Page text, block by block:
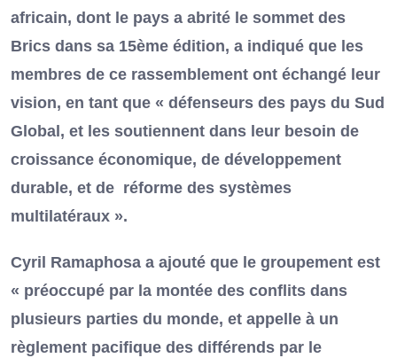
africain, dont le pays a abrité le sommet des
Brics dans sa 15ème édition, a indiqué que les
membres de ce rassemblement ont échangé leur
vision, en tant que « défenseurs des pays du Sud
Global, et les soutiennent dans leur besoin de
croissance économique, de développement
durable, et de réforme des systèmes
multilatéraux ».
Cyril Ramaphosa a ajouté que le groupement est
« préoccupé par la montée des conflits dans
plusieurs parties du monde, et appelle à un
règlement pacifique des différends par le